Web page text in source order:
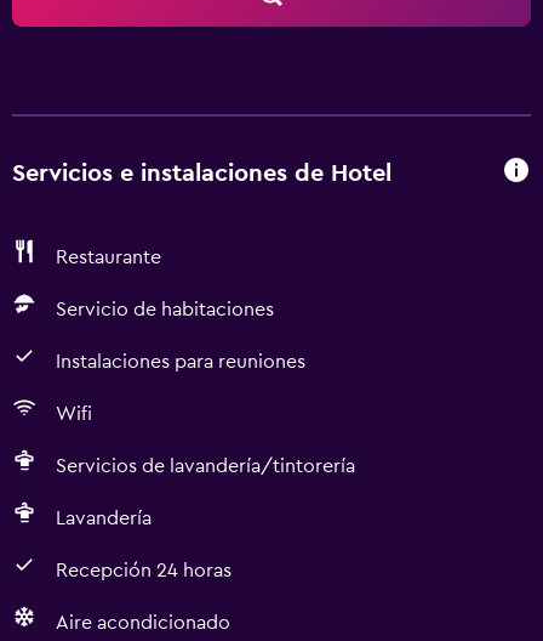
Servicios e instalaciones de Hotel
Restaurante
Servicio de habitaciones
Instalaciones para reuniones
Wifi
Servicios de lavandería/tintorería
Lavandería
Recepción 24 horas
Aire acondicionado